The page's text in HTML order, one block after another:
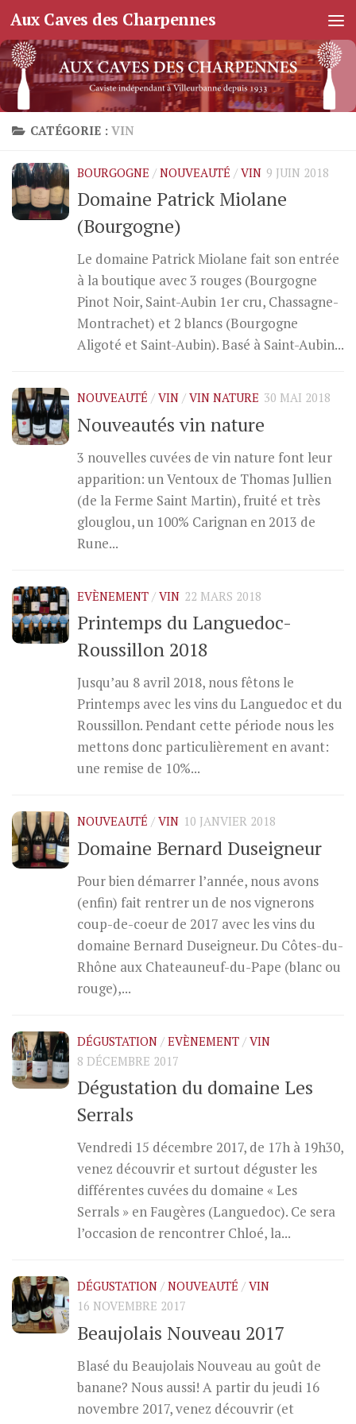
Skip to content
Aux Caves des Charpennes
CATÉGORIE : VIN
BOURGOGNE / NOUVEAUTÉ / VIN 9 JUIN 2018
Domaine Patrick Miolane
(Bourgogne)
Le domaine Patrick Miolane fait son entrée
à la boutique avec 3 rouges (Bourgogne
Pinot Noir, Saint-Aubin 1er cru, Chassagne-
Montrachet) et 2 blancs (Bourgogne
Aligoté et Saint-Aubin). Basé à Saint-Aubin...
NOUVEAUTÉ / VIN / VIN NATURE 30 MAI 2018
Nouveautés vin nature
3 nouvelles cuvées de vin nature font leur
apparition: un Ventoux de Thomas Jullien
(de la Ferme Saint Martin), fruité et très
glouglou, un 100% Carignan en 2013 de
Rune...
EVÈNEMENT / VIN 22 MARS 2018
Printemps du Languedoc-
Roussillon 2018
Jusqu’au 8 avril 2018, nous fêtons le
Printemps avec les vins du Languedoc et du
Roussillon. Pendant cette période nous les
mettons donc particulièrement en avant:
une remise de 10%...
NOUVEAUTÉ / VIN 10 JANVIER 2018
Domaine Bernard Duseigneur
Pour bien démarrer l’année, nous avons
(enfin) fait rentrer un de nos vignerons
coup-de-coeur de 2017 avec les vins du
domaine Bernard Duseigneur. Du Côtes-du-
Rhône aux Chateauneuf-du-Pape (blanc ou
rouge),...
DÉGUSTATION / EVÈNEMENT / VIN
8 DÉCEMBRE 2017
Dégustation du domaine Les
Serrals
Vendredi 15 décembre 2017, de 17h à 19h30,
venez découvrir et surtout déguster les
différentes cuvées du domaine « Les
Serrals » en Faugères (Languedoc). Ce sera
l’occasion de rencontrer Chloé, la...
DÉGUSTATION / NOUVEAUTÉ / VIN
16 NOVEMBRE 2017
Beaujolais Nouveau 2017
Blasé du Beaujolais Nouveau au goût de
banane? Nous aussi! A partir du jeudi 16
novembre 2017, venez découvrir (et